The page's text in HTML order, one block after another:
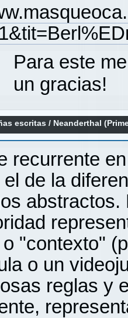
Para este
un gracias!
escritas / Neanderthal
recurrente
de la
"contexto"
o un
reglas y